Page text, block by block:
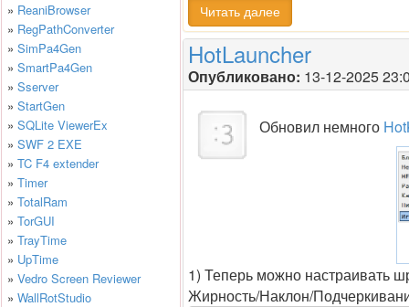
» ReaniBrowser
» RegPathConverter
» SimPa4Gen
» SmartPa4Gen
» Sserver
» StartGen
» SQLite ViewerEx
» SWF 2 EXE
» TC F4 extender
» Timer
» TotalRam
» TorGUI
» TrayTime
» UpTime
» Vedro Screen Reviewer
» WallRotStudio
Читать далее
HotLauncher
Опубликовано: 13-12-2025
Обновил немного
1) Теперь можно настраивать
Жирность/Наклон/